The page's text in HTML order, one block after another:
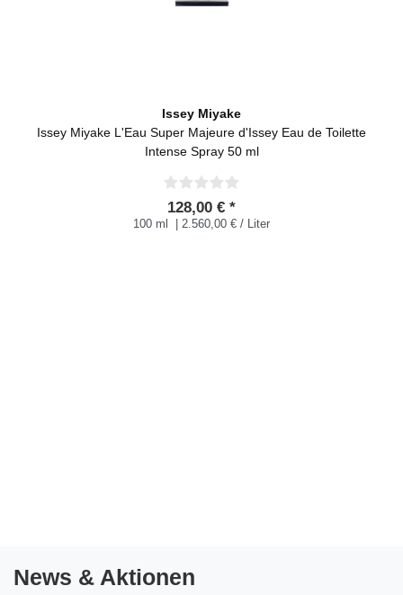
Issey Miyake
Issey Miyake L'Eau Super Majeure d'Issey Eau de Toilette
Intense Spray 50 ml
128,00 € *
100 ml | 2.560,00 € / Liter
News & Aktionen